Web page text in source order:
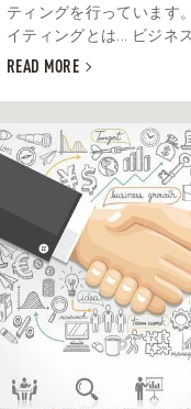
ティングを行っています
イティングとは... ビジネス
READ MORE